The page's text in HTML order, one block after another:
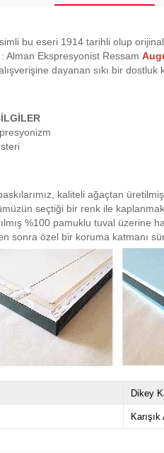
bu eseri 1914 tarihli olup
: Alman Ekspresyonist Ressam
dayanan sıkı bir
kaliteli ağaçtan
seçtiği bir renk ile
%100 pamuklu tuval üzerine
sonra özel bir koruma katmanı
Dikey
Karışık